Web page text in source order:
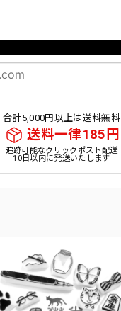
合計5,000円以上は送料無料
送料一律185円
追跡可能なクリックポスト配送
10日以内に発送いたします